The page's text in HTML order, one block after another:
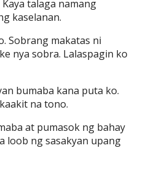
talaga namang
kaselanan.
Sobrang makatas ni
nya sobra. Lalaspagin ko
bumaba kana puta ko.
na tono.
at pumasok ng bahay
loob ng sasakyan upang